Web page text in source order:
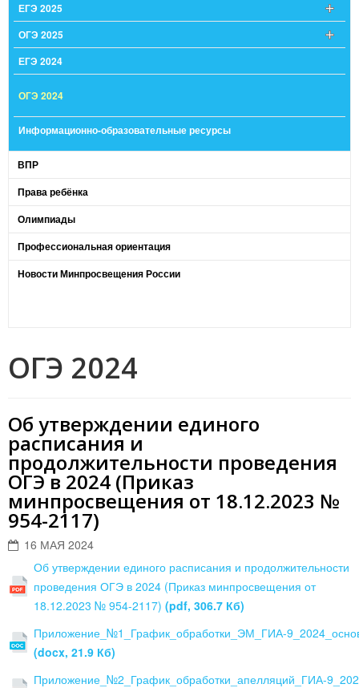
ЕГЭ 2025
ОГЭ 2025
ЕГЭ 2024
ОГЭ 2024
Информационно-образовательные ресурсы
ВПР
Права ребёнка
Олимпиады
Профессиональная ориентация
Новости Минпросвещения России
ОГЭ 2024
Об утверждении единого
расписания и
продолжительности проведения
ОГЭ в 2024 (Приказ
минпросвещения от 18.12.2023 №
954-2117)
16 МАЯ 2024
Об утверждении единого расписания и продолжительности
проведения ОГЭ в 2024 (Приказ минпросвещения от
18.12.2023 № 954-2117) (pdf, 306.7 Кб)
Приложение_№1_График_обработки_ЭМ_ГИА-
(docx, 21.9 Кб)
Приложение_№2_График_обработки_апелляций_ГИА-